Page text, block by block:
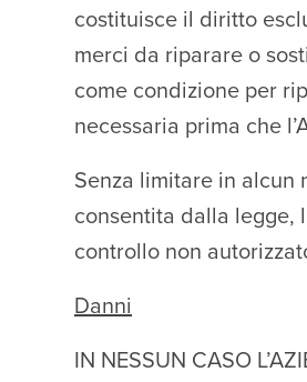
costituisce il diritto
merci da riparare o
come condizione per
necessaria prima che
Senza limitare in alcun
consentita dalla legge,
controllo non
Danni
IN NESSUN CASO